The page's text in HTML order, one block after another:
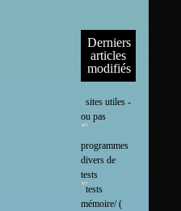
Derniers
articles
modifiés
sites utiles -
ou pas
programmes
divers de
tests
tests
mémoire/ (